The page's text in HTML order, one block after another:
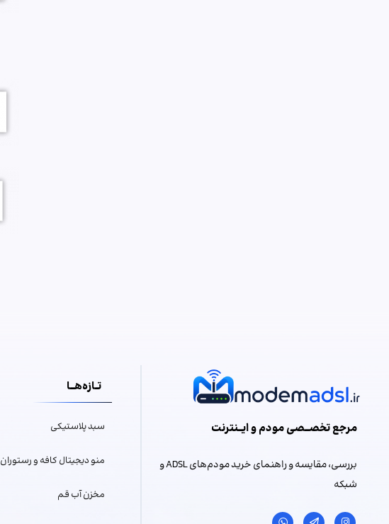
مرجع تخصـــصی مودم و ایـــنترنت
بررسی، مقایسه و راهنمای خرید مودم‌های ADSL و
شبکه
تــازه‌هـــا
سبد پلاستیکی
منو دیجیتال کافه و رستوران
مخزن آب قم